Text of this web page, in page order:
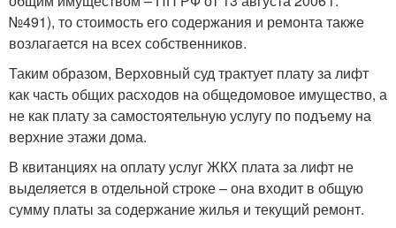
№491), то стоимость его содержания и ремонта также
возлагается на всех собственников.
Таким образом, Верховный суд трактует плату за лифт
как часть общих расходов на общедомовое имущество, а
не как плату за самостоятельную услугу по подъему на
верхние этажи дома.
В квитанциях на оплату услуг ЖКХ плата за лифт не
выделяется в отдельной строке – она входит в общую
сумму платы за содержание жилья и текущий ремонт.